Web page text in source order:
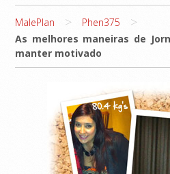
MalePlan > Phen375 >
As melhores maneiras de
manter motivado